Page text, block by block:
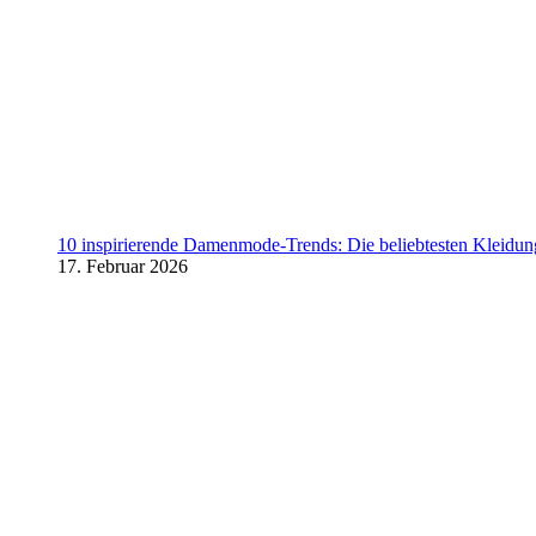
10 inspirierende Damenmode-Trends: Die beliebtesten
17. Februar 2026